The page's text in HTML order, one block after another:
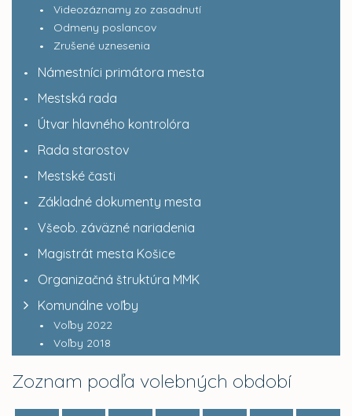
Videozáznamy zo zasadnutí
Odmeny poslancov
Zrušené uznesenia
Námestníci primátora mesta
Mestská rada
Útvar hlavného kontrolóra
Rada starostov
Mestské časti
Základné dokumenty mesta
Všeob. záväzné nariadenia
Magistrát mesta Košice
Organizačná štruktúra MMK
Komunálne voľby
Voľby 2022
Voľby 2018
Zoznam podľa volebných období